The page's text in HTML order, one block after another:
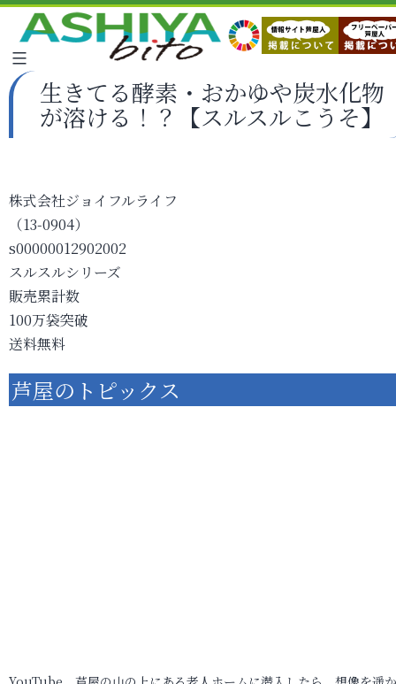
生きてる酵素・おかゆや炭水化物
が溶ける！？【スルスルこうそ】
株式会社ジョイフルライフ
（13-0904）
s00000012902002
スルスルシリーズ
販売累計数
100万袋突破
送料無料
芦屋のトピックス